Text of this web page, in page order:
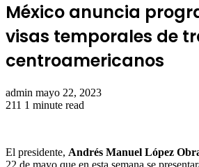
México anuncia
visas temporales de
centroamericanos
admin Send
an
mayo 22, 2023
211 1 minute read
El presidente, Andrés Manuel López